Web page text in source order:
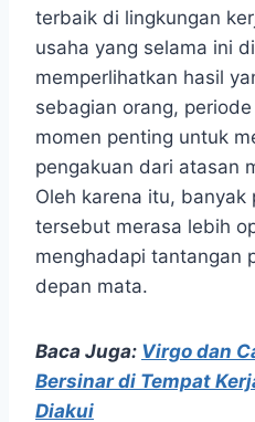
terbaik di lingkungan
usaha yang selama ini
memperlihatkan hasil
sebagian orang,
momen penting untuk
pengakuan dari atasan
Oleh karena itu, banyak
tersebut merasa lebih
menghadapi tantangan
depan mata.
Baca Juga: Virgo dan
Bersinar di Tempat
Diakui